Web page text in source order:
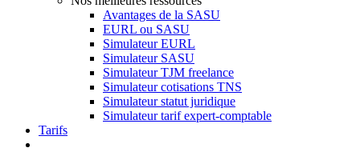
Avantages de la SASU
EURL ou SASU
Simulateur EURL
Simulateur SASU
Simulateur TJM freelance
Simulateur cotisations TNS
Simulateur statut juridique
Simulateur tarif expert-comptable
Tarifs